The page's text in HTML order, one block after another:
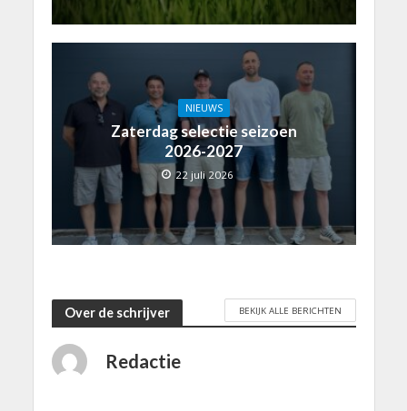
NIEUWS
Zaterdag selectie seizoen
2026-2027
22 juli 2026
Over de schrijver BEKIJK ALLE BERICHTEN
Redactie